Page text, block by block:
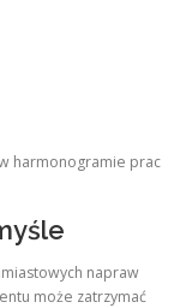
harmonogramie prac
napraw
może zatrzymać